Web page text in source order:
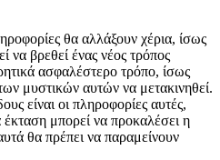
θα αλλάξουν χέρια, ίσως
να βρεθεί ένας νέος τρόπος
ασφαλέστερο τρόπο, ίσως
μυστικών αυτών να μετακινηθεί.
είναι οι πληροφορίες αυτές,
μπορεί να προκαλέσει η
θα πρέπει να παραμείνουν